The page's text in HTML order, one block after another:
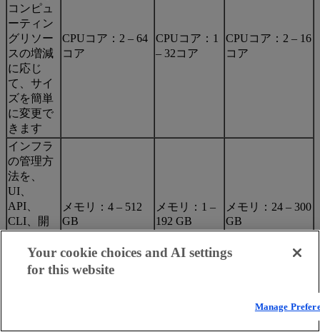
コンピュ
ーティン
グリソー
スの増減
に応じ
て、サイ
ズを簡単
に変更で
きます
CPUコア：2 – 64
コア
CPUコア：1
– 32コア
CPUコア：2 – 16
コア
インフラ
の管理方
法を、
UI、
API、
CLI、開
ルの統合
から選択
メモリ：4 – 512
GB
メモリ：1 –
192 GB
メモリ：24 – 300
GB
Your cookie choices and AI settings
for this website
Manage